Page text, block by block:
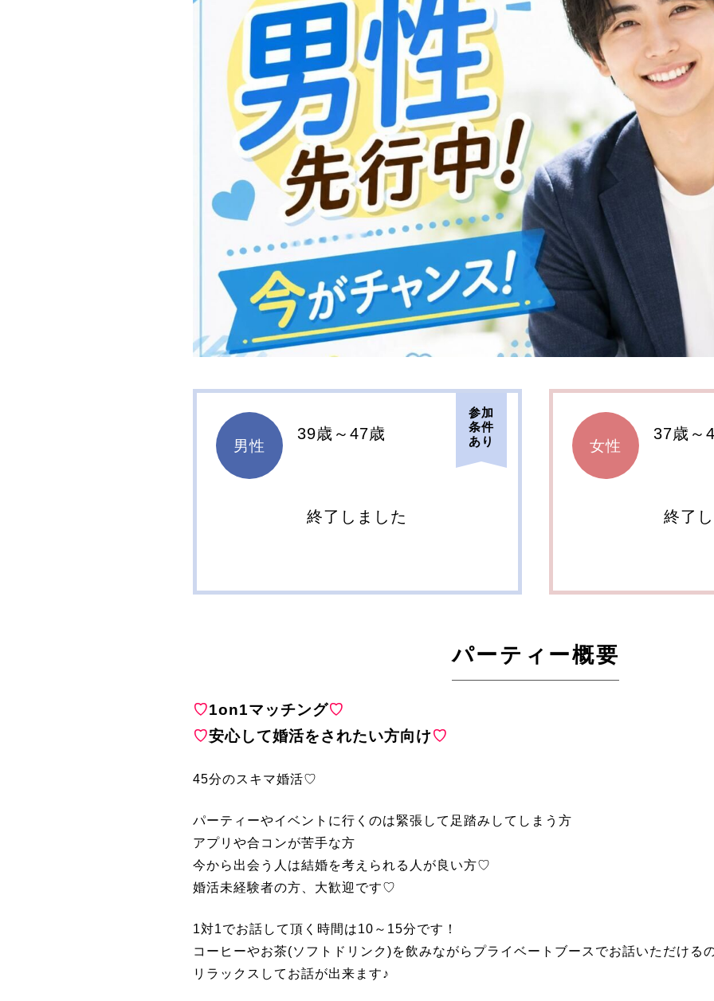
男性
39歳～47歳
参加
条件
あり
終了しました
女性
37歳～
終了
パーティー概要
♡1on1マッチング♡
♡安心して婚活をされたい方向け♡
45分のスキマ婚活♡
パーティーやイベントに行くのは緊張して足踏みしてしまう方
アプリや合コンが苦手な方
今から出会う人は結婚を考えられる人が良い方♡
婚活未経験者の方、大歓迎です♡
1対1でお話して頂く時間は10～15分です！
コーヒーやお茶(ソフトドリンク)を飲みながらプライベートブースでお話いただける
リラックスしてお話が出来ます♪